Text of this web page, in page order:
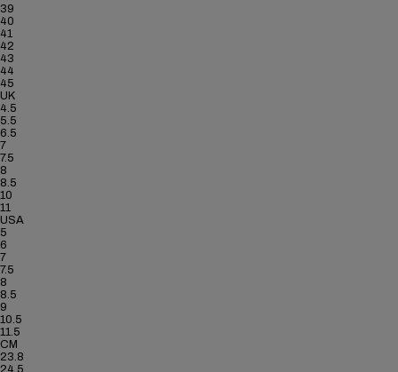
39
40
41
42
43
44
45
UK
4.5
5.5
6.5
7
7.5
8
8.5
10
11
USA
5
6
7
7.5
8
8.5
9
10.5
11.5
CM
23.8
24.5